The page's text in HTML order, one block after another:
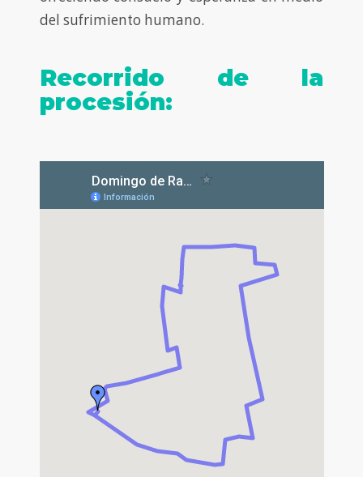
del sufrimiento humano.
Recorrido de la
procesión: